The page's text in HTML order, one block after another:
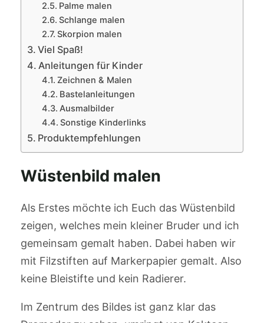
Palme malen
Schlange malen
Skorpion malen
Viel Spaß!
Anleitungen für Kinder
Zeichnen & Malen
Bastelanleitungen
Ausmalbilder
Sonstige Kinderlinks
Produktempfehlungen
Wüstenbild malen
Als Erstes möchte ich Euch das Wüstenbild
zeigen, welches mein kleiner Bruder und ich
gemeinsam gemalt haben. Dabei haben wir
mit Filzstiften auf Markerpapier gemalt. Also
keine Bleistifte und kein Radierer.
Im Zentrum des Bildes ist ganz klar das